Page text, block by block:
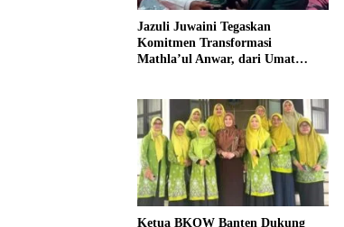
Jazuli Juwaini Tegaskan
Komitmen Transformasi
Mathla’ul Anwar, dari Umat
Ketua BKOW Banten Dukung